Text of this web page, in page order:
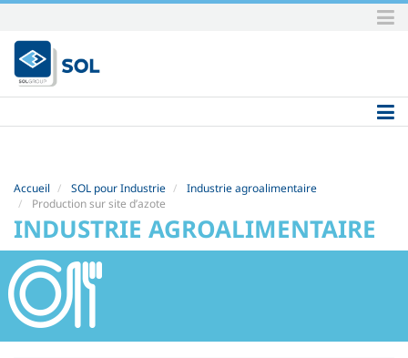
Aller
au
contenu.
|
à
Accueil SOL pour Industrie
Industrie agroalimentaire
Production sur site d’azote
INDUSTRIE AGROALIMENTAIRE